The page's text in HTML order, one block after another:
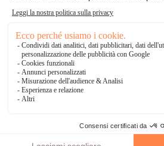
*Soluzioni di consegna
Delivengo Domicilio Internazionale